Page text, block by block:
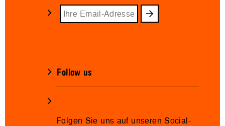
Follow us
Folgen Sie uns auf unseren Social-